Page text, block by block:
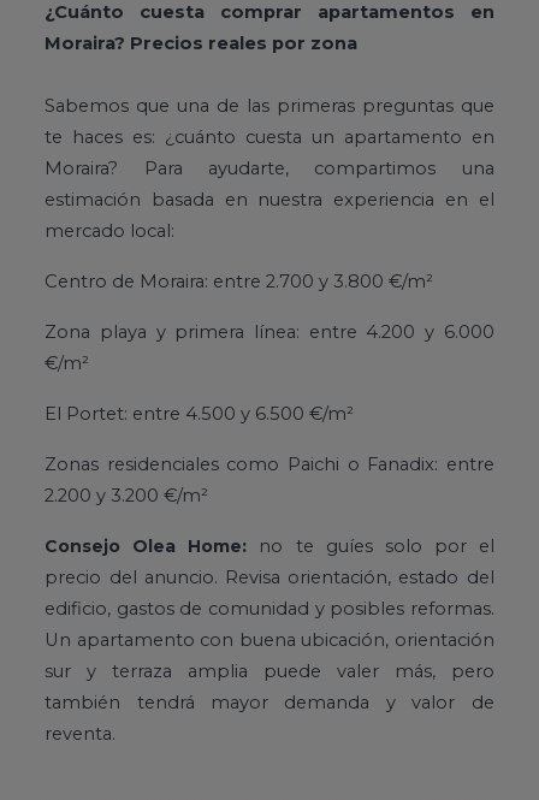
¿Cuánto cuesta comprar apartamentos en
Moraira? Precios reales por zona
Sabemos que una de las primeras preguntas que
te haces es: ¿cuánto cuesta un apartamento en
Moraira? Para ayudarte, compartimos una
estimación basada en nuestra experiencia en el
mercado local:
Centro de Moraira: entre 2.700 y 3.800 €/m²
Zona playa y primera línea: entre 4.200 y 6.000
€/m²
El Portet: entre 4.500 y 6.500 €/m²
Zonas residenciales como Paichi o Fanadix: entre
2.200 y 3.200 €/m²
Consejo Olea Home: no te guíes solo por el
precio del anuncio. Revisa orientación, estado del
edificio, gastos de comunidad y posibles reformas.
Un apartamento con buena ubicación, orientación
sur y terraza amplia puede valer más, pero
también tendrá mayor demanda y valor de
reventa.